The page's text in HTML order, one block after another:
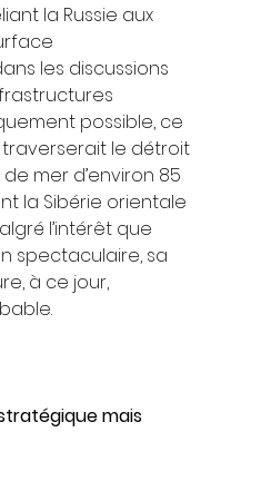
la Russie aux
les discussions
possible, ce
le détroit
mer d’environ 85
la Sibérie orientale
l’intérêt que
spectaculaire, sa
à ce jour,
mais